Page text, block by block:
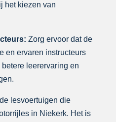
het kiezen van
Zorg ervoor dat de
en ervaren instructeurs
leerervaring en
lesvoertuigen die
in Niekerk. Het is